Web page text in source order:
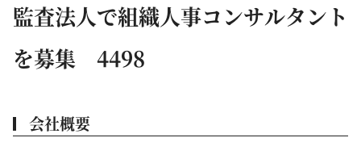
監査法人で組織人事コンサルタント
を募集 4498
会社概要